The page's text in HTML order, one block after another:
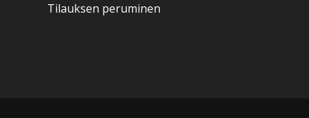
Tilauksen peruminen